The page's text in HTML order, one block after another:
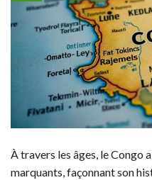
À travers les âges, le Congo
marquants, façonnant son